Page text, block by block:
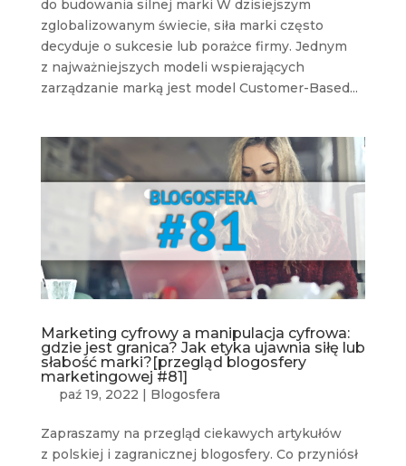
do budowania silnej marki W dzisiejszym
zglobalizowanym świecie, siła marki często
decyduje o sukcesie lub porażce firmy. Jednym
z najważniejszych modeli wspierających
zarządzanie marką jest model Customer-Based...
Marketing cyfrowy a manipulacja cyfrowa:
gdzie jest granica? Jak etyka ujawnia siłę lub
słabość marki?[przegląd blogosfery
marketingowej #81]
paź 19, 2022 | Blogosfera
Zapraszamy na przegląd ciekawych artykułów
z polskiej i zagranicznej blogosfery. Co przyniósł